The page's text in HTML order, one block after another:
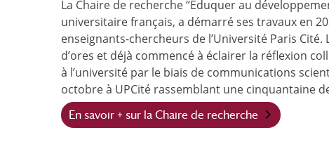
La Chaire de recherche “Eduquer au
universitaire français, a démarré ses travaux en
enseignants-chercheurs de l’Université Paris
d’ores et déjà commencé à éclairer la réflexion
à l’université par le biais de communications
octobre à UPCité rassemblant une cinquantaine
En savoir + sur la Chaire de recherche